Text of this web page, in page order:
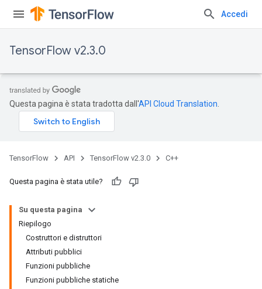
Accedi
TensorFlow v2.3.0
Questa pagina è stata tradotta dall'API Cloud Translation
TensorFlow API TensorFlow v2.3.0 C++
Questa pagina è stata utile?
Su questa pagina
Riepilogo
Costruttori e distruttori
Attributi pubblici
Funzioni pubbliche
Funzioni pubbliche statiche